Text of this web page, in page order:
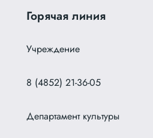
Горячая линия
Учреждение
8 (4852) 21-36-05
Департамент культуры